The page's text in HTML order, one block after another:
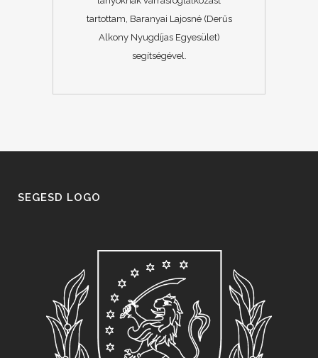
tartottam, Baranyai Lajosné (Derűs
Alkony Nyugdíjas Egyesület)
segítségével.
SEGESD LOGO